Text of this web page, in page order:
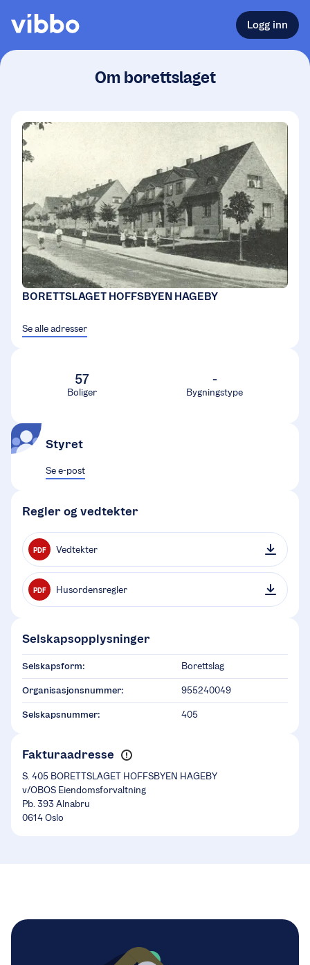
Logg inn
Om borettslaget
BORETTSLAGET HOFFSBYEN HAGEBY
Se alle adresser
57
Boliger
-
Bygningstype
Styret
Se e-post
Regler og vedtekter
PDF Vedtekter
PDF Husordensregler
Selskapsopplysninger
Selskapsform: Borettslag
Organisasjonsnummer: 955240049
Selskapsnummer: 405
Fakturaadresse
S. 405 BORETTSLAGET HOFFSBYEN HAGEBY
v/OBOS Eiendomsforvaltning
Pb. 393 Alnabru
0614 Oslo